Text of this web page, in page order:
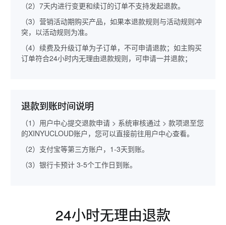
（2）7天内进行变更和续订的订单不支持发起退款。
（3）营销活动期购买产品，如果本退款规则与活动规则冲
突，以活动规则为准。
（4）续费及升级订单为子订单，不可申请退款；如主购买
订单符合24小时内无理由退款规则，可申请一并退款；
退款到账时间说明
（1）用户中心提交退款申请 > 系统审核通过 > 款项退至您
的XINYUCLOUD账户，您可以直接前往用户中心查看。
（2）支付宝等第三方账户，1-3天到账。
（3）银行卡预计 3-5个工作日到账。
24小时无理由退款